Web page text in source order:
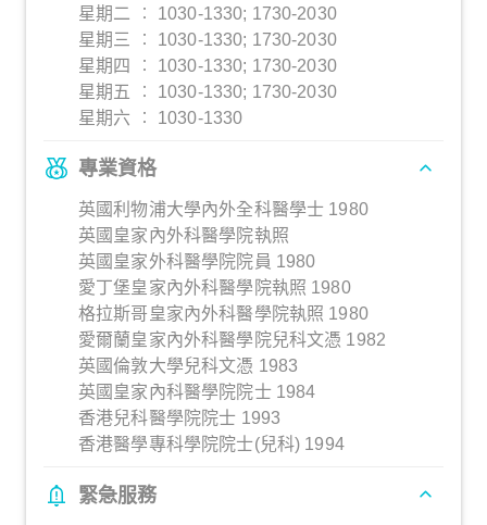
星期二 ︰ 1030-1330; 1730-2030
星期三 ︰ 1030-1330; 1730-2030
星期四 ︰ 1030-1330; 1730-2030
星期五 ︰ 1030-1330; 1730-2030
星期六 ︰ 1030-1330
專業資格
英國利物浦大學內外全科醫學士 1980
英國皇家內外科醫學院執照
英國皇家外科醫學院院員 1980
愛丁堡皇家內外科醫學院執照 1980
格拉斯哥皇家內外科醫學院執照 1980
愛爾蘭皇家內外科醫學院兒科文憑 1982
英國倫敦大學兒科文憑 1983
英國皇家內科醫學院院士 1984
香港兒科醫學院院士 1993
香港醫學專科學院院士(兒科) 1994
緊急服務